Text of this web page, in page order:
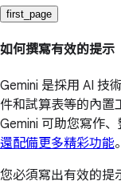
first_page
如何撰寫有效的提示
Gemini 是採用 AI 技
件和試算表等的內置
Gemini 可助您寫作
還配備更多精彩功能。
您必須寫出有效的提